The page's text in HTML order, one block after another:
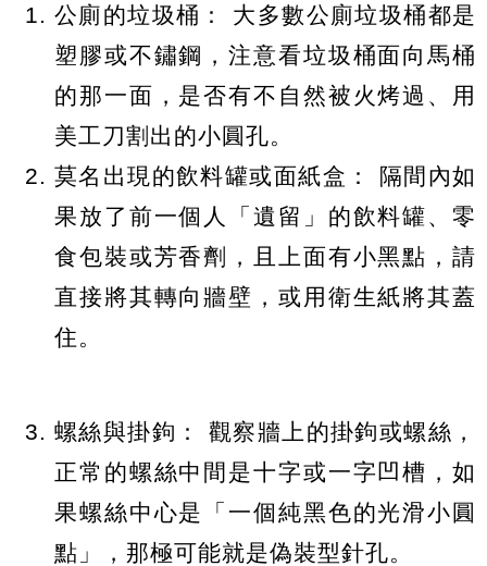
公廁的垃圾桶：
大多數公廁垃圾桶都是
塑膠或不鏽鋼，注意看垃圾桶面向馬桶
的那一面，是否有不自然被火烤過、用
美工刀割出的小圓孔。
莫名出現的飲料罐或面紙盒：
隔間內如
果放了前一個人「遺留」的飲料罐、零
食包裝或芳香劑，且上面有小黑點，請
直接將其轉向牆壁，或用衛生紙將其蓋
住。
螺絲與掛鉤：
觀察牆上的掛鉤或螺絲，
正常的螺絲中間是十字或一字凹槽，如
果螺絲中心是「一個純黑色的光滑小圓
點」，那極可能就是偽裝型針孔。